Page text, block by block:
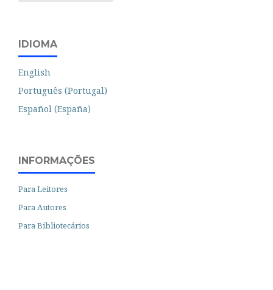
IDIOMA
English
Português (Portugal)
Español (España)
INFORMAÇÕES
Para Leitores
Para Autores
Para Bibliotecários